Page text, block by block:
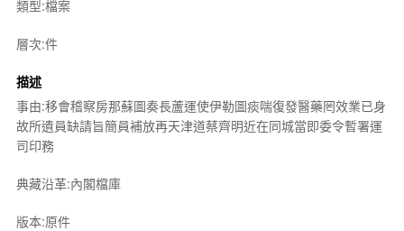
類型:檔案
層次:件
描述
事由:移會稽察房那蘇圖奏長蘆運使伊勒圖痰喘復發醫藥罔效業已身
故所遺員缺請旨簡員補放再天津道蔡齊明近在同城當即委令暫署運
司印務
典藏沿革:內閣檔庫
版本:原件